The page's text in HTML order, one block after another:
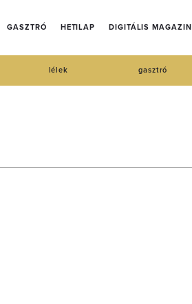
GASZTRÓ HETILAP DIGITÁLIS MAGAZIN
lélek gasztró